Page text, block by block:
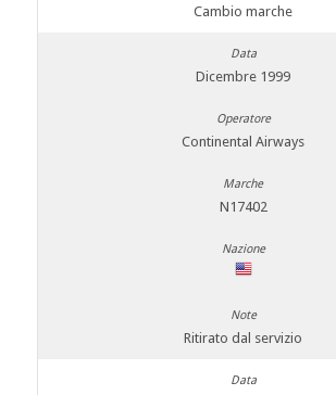
Cambio marche
Dicembre 1999
Continental Airways
N17402
Ritirato dal servizio